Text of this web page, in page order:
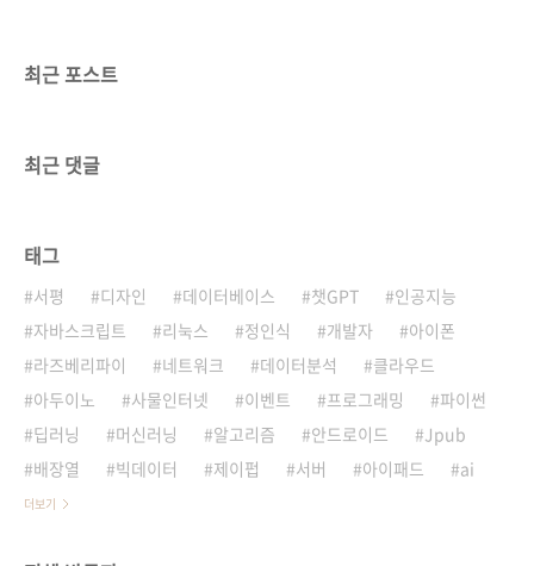
최근 포스트
최근 댓글
태그
서평 디자인 데이터베이스 챗GPT
인공지능
자바스크립트
리눅스 정인식 개발자
아이폰
라즈베리파이
네트워크 데이터분석
클라우드
아두이노
사물인터넷 이벤트 프로그래밍
파이썬
딥러닝
머신러닝 알고리즘 안드로이드
Jpub
배장열
빅데이터 제이펍 서버 아이패드 ai
더보기